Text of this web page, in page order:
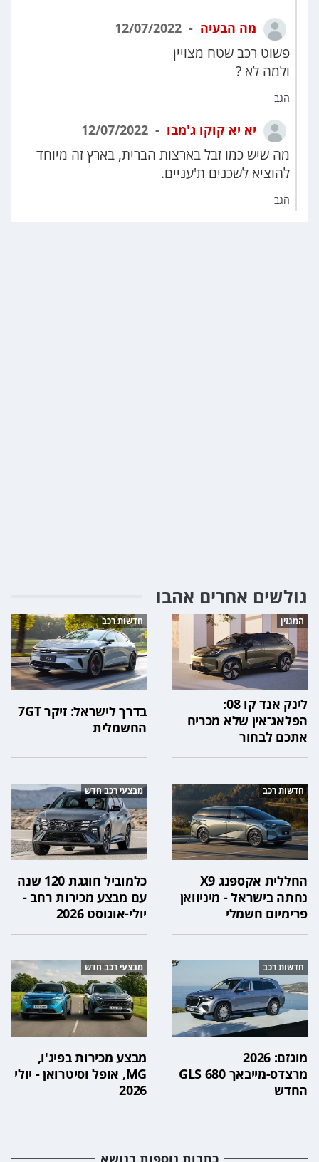
מה הבעיה
פשוט רכב שטח מצויין
ולמה לא ?
הגב
יא יא קוקו ג'מבו
מה שיש כמו זבל בארצות הברית, בארץ זה מיוחד
להוציא לשכנים ת'עניים.
הגב
גולשים אחרים אהבו
המגזין
לינק אנד קו 08:
הפלאג־אין שלא מכריח
אתכם לבחור
חדשות רכב
בדרך לישראל: זיקר 7GT
החשמלית
חדשות רכב
החללית אקספנג X9
נחתה בישראל - מיניוואן
פרימיום חשמלי
מבצעי רכב חדש
כלמוביל חוגגת 120 שנה
עם מבצע מכירות רחב -
יולי-אוגוסט 2026
חדשות רכב
מוגזם: 2026
מרצדס-מייבאך GLS 680
החדש
מבצעי רכב חדש
מבצע מכירות בפיג'ו,
MG, אופל וסיטרואן - יולי
2026
כתבות נוספות בנושא